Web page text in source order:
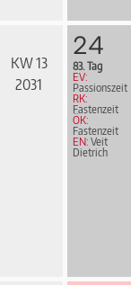
KW 13
2031
24
83. Tag
EV:
Passionszeit
RK:
Fastenzeit
ÖK:
Fastenzeit
EN: Veit
Dietrich